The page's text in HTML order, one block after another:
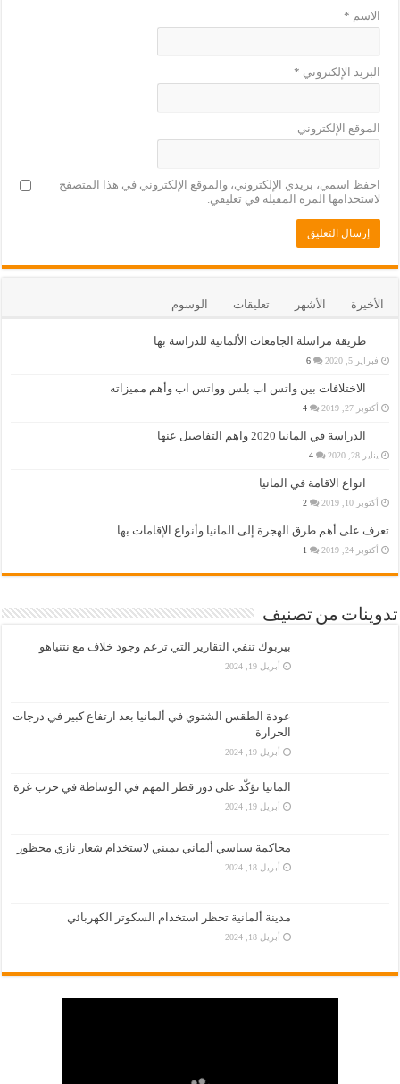
الاسم *
البريد الإلكتروني *
الموقع الإلكتروني
احفظ اسمي، بريدي الإلكتروني، والموقع الإلكتروني في هذا المتصفح
لاستخدامها المرة المقبلة في تعليقي.
الأخيرة الأشهر تعليقات الوسوم
طريقة مراسلة الجامعات الألمانية للدراسة بها
فبراير 5, 2020 6
الاختلافات بين واتس اب بلس وواتس اب وأهم مميزاته
أكتوبر 27, 2019 4
الدراسة في المانيا 2020 واهم التفاصيل عنها
يناير 28, 2020 4
انواع الاقامة في المانيا
أكتوبر 10, 2019 2
تعرف على أهم طرق الهجرة إلى المانيا وأنواع الإقامات بها
أكتوبر 24, 2019 1
تدوينات من تصنيف
بيربوك تنفي التقارير التي تزعم وجود خلاف مع نتنياهو
أبريل 19, 2024
عودة الطقس الشتوي في ألمانيا بعد ارتفاع كبير في درجات
الحرارة
أبريل 19, 2024
المانيا تؤكّد على دور قطر المهم في الوساطة في حرب غزة
أبريل 19, 2024
محاكمة سياسي ألماني يميني لاستخدام شعار نازي محظور
أبريل 18, 2024
مدينة ألمانية تحظر استخدام السكوتر الكهربائي
أبريل 18, 2024